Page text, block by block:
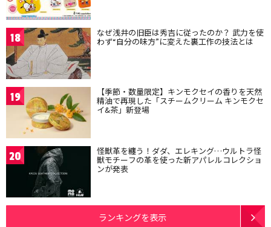
18 なぜ浅井の旧臣は秀吉に従ったのか？ 武力を使
わず“自分の味方”に変えた裏工作の技法とは
19 【季節・数量限定】キンモクセイの香りを天然
精油で再現した「スチームクリーム キンモクセ
イ&茶」新登場
20 怪獣革を纏う！ダダ、エレキング…ウルトラ怪
獣モチーフの革を使った新アパレルコレクショ
ンが発表
ランキングを表示